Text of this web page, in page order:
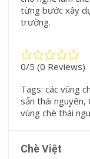
từng bước xây
trường.
0/5 (0 Reviews)
Tags: các vùng
sản thái nguyên,
vùng chè thái
Chè Việt